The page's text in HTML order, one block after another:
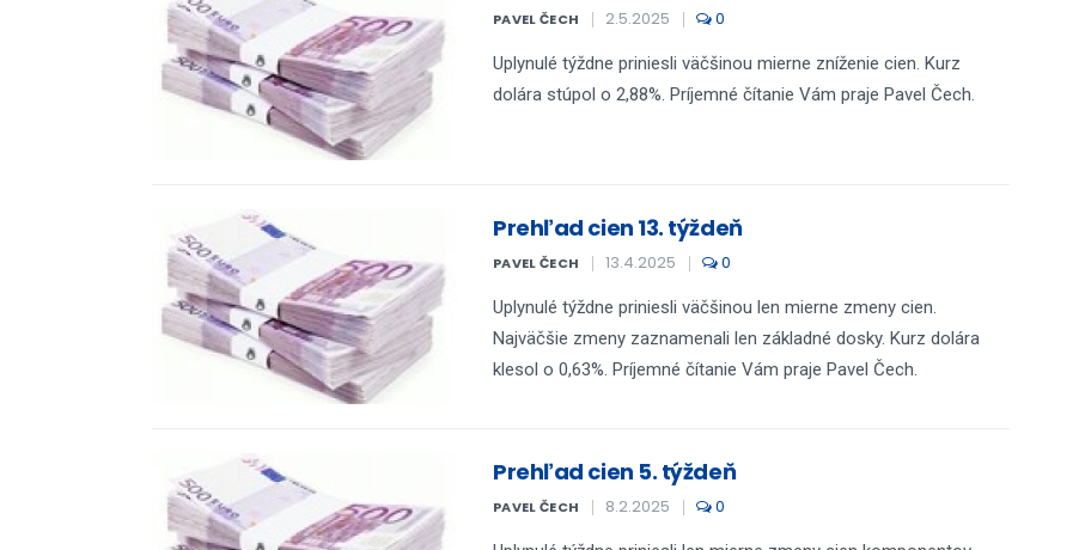
PAVEL ČECH 2.5.2025 0
Uplynulé týždne priniesli väčšinou mierne zníženie cien. Kurz
dolára stúpol o 2,88%. Príjemné čítanie Vám praje Pavel Čech.
Prehľad cien 13. týždeň
PAVEL ČECH 13.4.2025 0
Uplynulé týždne priniesli väčšinou len mierne zmeny cien.
Najväčšie zmeny zaznamenali len základné dosky. Kurz dolára
klesol o 0,63%. Príjemné čítanie Vám praje Pavel Čech.
Prehľad cien 5. týždeň
PAVEL ČECH 8.2.2025 0